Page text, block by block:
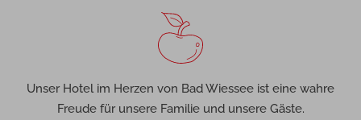
Unser Hotel im Herzen von Bad Wiessee ist eine wahre
Freude für unsere Familie und unsere Gäste.